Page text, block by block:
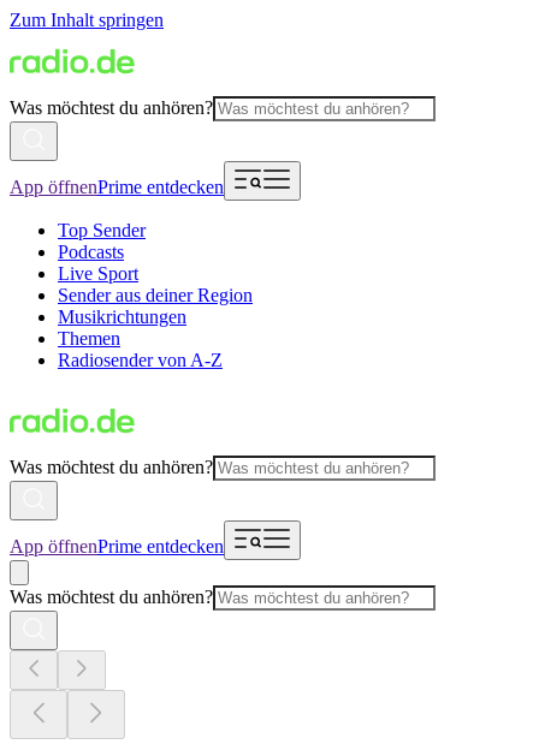
Zum Inhalt springen
Was möchtest du anhören?
App öffnenPrime entdecken
Top Sender
Podcasts
Live Sport
Sender aus deiner Region
Musikrichtungen
Themen
Radiosender von A-Z
Was möchtest du anhören?
App öffnenPrime entdecken
Was möchtest du anhören?